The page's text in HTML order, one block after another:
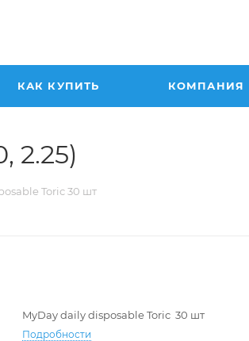
КАК КУПИТЬ КОМПАНИЯ
2.25)
Toric 30 шт
MyDay daily disposable Toric 30 шт
Подробности